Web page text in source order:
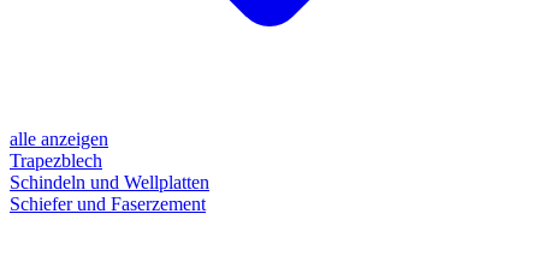
alle anzeigen
Trapezblech
Schindeln und Wellplatten
Schiefer und Faserzement